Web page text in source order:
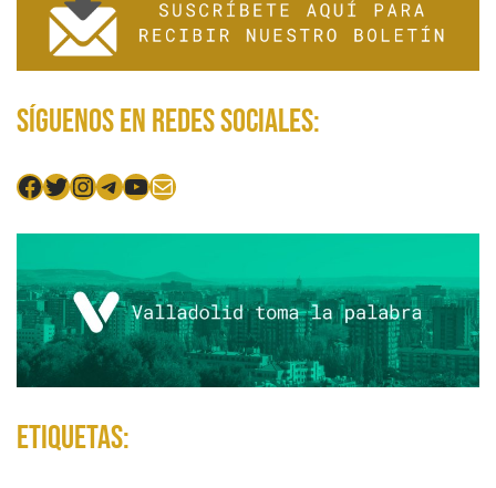
Síguenos en redes sociales:
Facebook
Twitter
Instagram
Telegram
YouTube
Mail
Etiquetas: